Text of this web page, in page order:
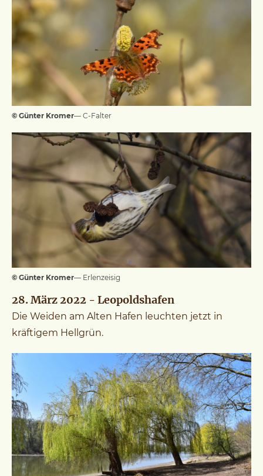
© Günter Kromer— C-Falter
© Günter Kromer— Erlenzeisig
28. März 2022 - Leopoldshafen
Die Weiden am Alten Hafen leuchten jetzt in
kräftigem Hellgrün.